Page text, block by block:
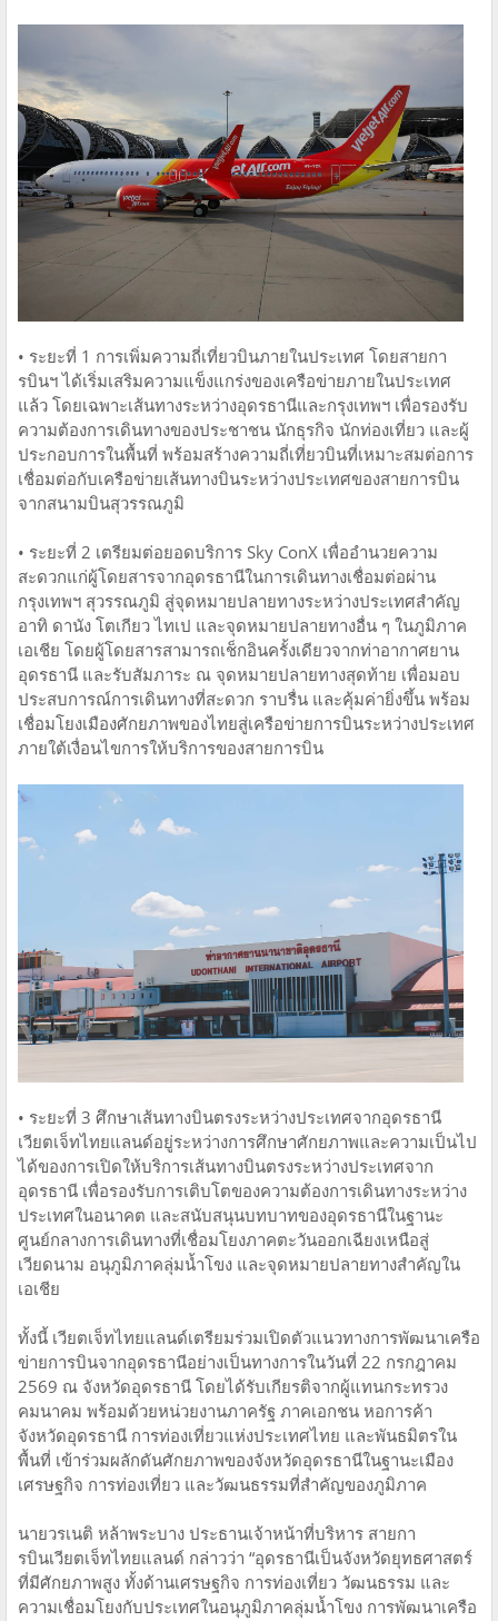
• ระยะที่ 1 การเพิ่มความถี่เที่ยวบินภายในประเทศ โดยสายกา
รบินฯ ได้เริ่มเสริมความแข็งแกร่งของเครือข่ายภายในประเทศ
แล้ว โดยเฉพาะเส้นทางระหว่างอุดรธานีและกรุงเทพฯ เพื่อรองรับ
ความต้องการเดินทางของประชาชน นักธุรกิจ นักท่องเที่ยว และผู้
ประกอบการในพื้นที่ พร้อมสร้างความถี่เที่ยวบินที่เหมาะสมต่อการ
เชื่อมต่อกับเครือข่ายเส้นทางบินระหว่างประเทศของสายการบิน
จากสนามบินสุวรรณภูมิ
• ระยะที่ 2 เตรียมต่อยอดบริการ Sky ConX เพื่ออำนวยความ
สะดวกแก่ผู้โดยสารจากอุดรธานีในการเดินทางเชื่อมต่อผ่าน
กรุงเทพฯ สุวรรณภูมิ สู่จุดหมายปลายทางระหว่างประเทศสำคัญ
อาทิ ดานัง โตเกียว ไทเป และจุดหมายปลายทางอื่น ๆ ในภูมิภาค
เอเชีย โดยผู้โดยสารสามารถเช็กอินครั้งเดียวจากท่าอากาศยาน
อุดรธานี และรับสัมภาระ ณ จุดหมายปลายทางสุดท้าย เพื่อมอบ
ประสบการณ์การเดินทางที่สะดวก ราบรื่น และคุ้มค่ายิ่งขึ้น พร้อม
เชื่อมโยงเมืองศักยภาพของไทยสู่เครือข่ายการบินระหว่างประเทศ
ภายใต้เงื่อนไขการให้บริการของสายการบิน
• ระยะที่ 3 ศึกษาเส้นทางบินตรงระหว่างประเทศจากอุดรธานี
เวียตเจ็ทไทยแลนด์อยู่ระหว่างการศึกษาศักยภาพและความเป็นไป
ได้ของการเปิดให้บริการเส้นทางบินตรงระหว่างประเทศจาก
อุดรธานี เพื่อรองรับการเติบโตของความต้องการเดินทางระหว่าง
ประเทศในอนาคต และสนับสนุนบทบาทของอุดรธานีในฐานะ
ศูนย์กลางการเดินทางที่เชื่อมโยงภาคตะวันออกเฉียงเหนือสู่
เวียดนาม อนุภูมิภาคลุ่มน้ำโขง และจุดหมายปลายทางสำคัญใน
เอเชีย
ทั้งนี้ เวียตเจ็ทไทยแลนด์เตรียมร่วมเปิดตัวแนวทางการพัฒนาเครือ
ข่ายการบินจากอุดรธานีอย่างเป็นทางการในวันที่ 22 กรกฎาคม
2569 ณ จังหวัดอุดรธานี โดยได้รับเกียรติจากผู้แทนกระทรวง
คมนาคม พร้อมด้วยหน่วยงานภาครัฐ ภาคเอกชน หอการค้า
จังหวัดอุดรธานี การท่องเที่ยวแห่งประเทศไทย และพันธมิตรใน
พื้นที่ เข้าร่วมผลักดันศักยภาพของจังหวัดอุดรธานีในฐานะเมือง
เศรษฐกิจ การท่องเที่ยว และวัฒนธรรมที่สำคัญของภูมิภาค
นายวรเนติ หล้าพระบาง ประธานเจ้าหน้าที่บริหาร สายกา
รบินเวียตเจ็ทไทยแลนด์ กล่าวว่า “อุดรธานีเป็นจังหวัดยุทธศาสตร์
ที่มีศักยภาพสูง ทั้งด้านเศรษฐกิจ การท่องเที่ยว วัฒนธรรม และ
ความเชื่อมโยงกับประเทศในอนุภูมิภาคลุ่มน้ำโขง การพัฒนาเครือ